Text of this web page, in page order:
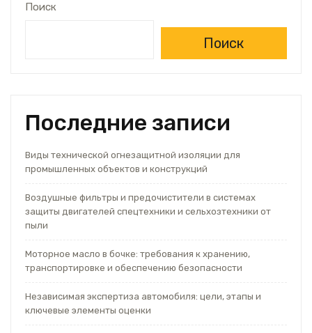
Поиск
Поиск
Последние записи
Виды технической огнезащитной изоляции для
промышленных объектов и конструкций
Воздушные фильтры и предочистители в системах
защиты двигателей спецтехники и сельхозтехники от
пыли
Моторное масло в бочке: требования к хранению,
транспортировке и обеспечению безопасности
Независимая экспертиза автомобиля: цели, этапы и
ключевые элементы оценки